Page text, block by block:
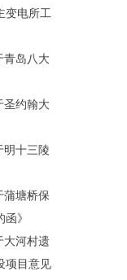
变电所工
青岛八大
圣约翰大
明十三陵
蒲塘桥保
》
大河村遗
项目意见